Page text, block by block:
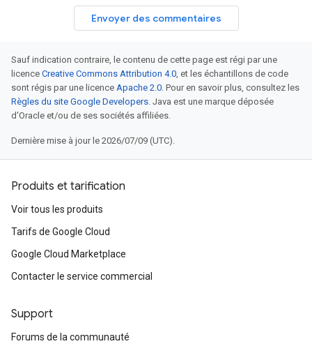
Envoyer des commentaires
Sauf indication contraire, le contenu de cette page est régi par une
licence Creative Commons Attribution 4.0, et les échantillons de code
sont régis par une licence Apache 2.0. Pour en savoir plus, consultez les
Règles du site Google Developers. Java est une marque déposée
d'Oracle et/ou de ses sociétés affiliées.
Dernière mise à jour le 2026/07/09 (UTC).
Produits et tarification
Voir tous les produits
Tarifs de Google Cloud
Google Cloud Marketplace
Contacter le service commercial
Support
Forums de la communauté